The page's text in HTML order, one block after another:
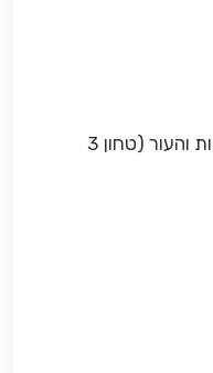
750 גרם קרפיון טחון עם העצמות והעור (טחון 3